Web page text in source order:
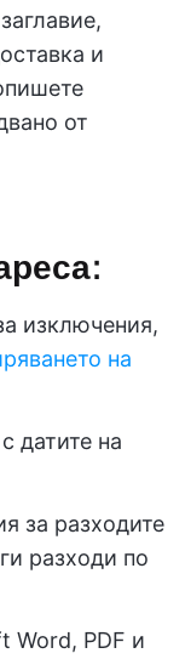
и
от
изключения,
на
датите на
за разходите
разходи по
Word, PDF и